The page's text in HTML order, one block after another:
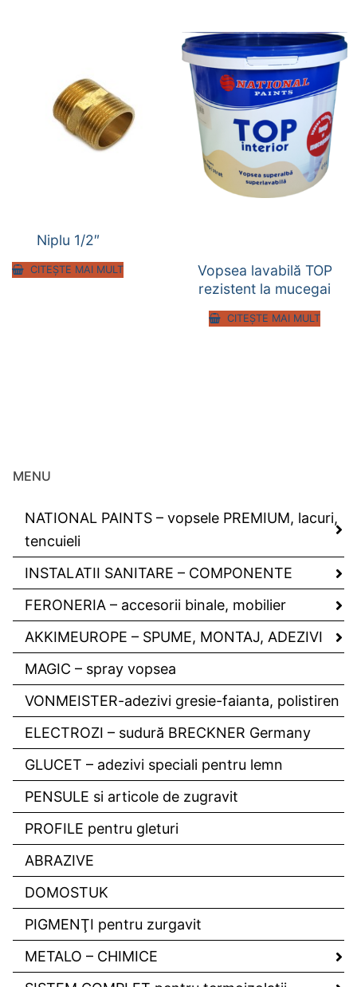
Niplu 1/2″
CITEȘTE MAI MULT
Vopsea lavabilă TOP
rezistent la mucegai
CITEȘTE MAI MULT
MENU
NATIONAL PAINTS – vopsele PREMIUM, lacuri,
tencuieli
INSTALATII SANITARE – COMPONENTE
FERONERIA – accesorii binale, mobilier
AKKIMEUROPE – SPUME, MONTAJ, ADEZIVI
MAGIC – spray vopsea
VONMEISTER-adezivi gresie-faianta, polistiren
ELECTROZI – sudură BRECKNER Germany
GLUCET – adezivi speciali pentru lemn
PENSULE si articole de zugravit
PROFILE pentru gleturi
ABRAZIVE
DOMOSTUK
PIGMENŢI pentru zurgavit
METALO – CHIMICE